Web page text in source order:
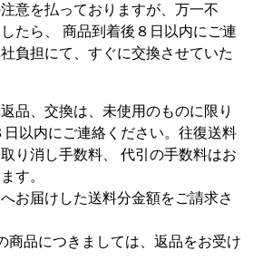
意を払っておりますが、万一不
たら、 商品到着後８日以内にご連
負担にて、すぐに交換させていた
品、交換は、未使用のものに限り
日以内にご連絡ください。往復送料
り消し手数料、 代引の手数料はお
す。
お届けした送料分金額をご請求さ
商品につきましては、返品をお受け